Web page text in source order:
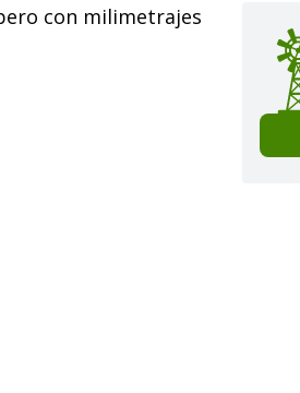
con milimetrajes